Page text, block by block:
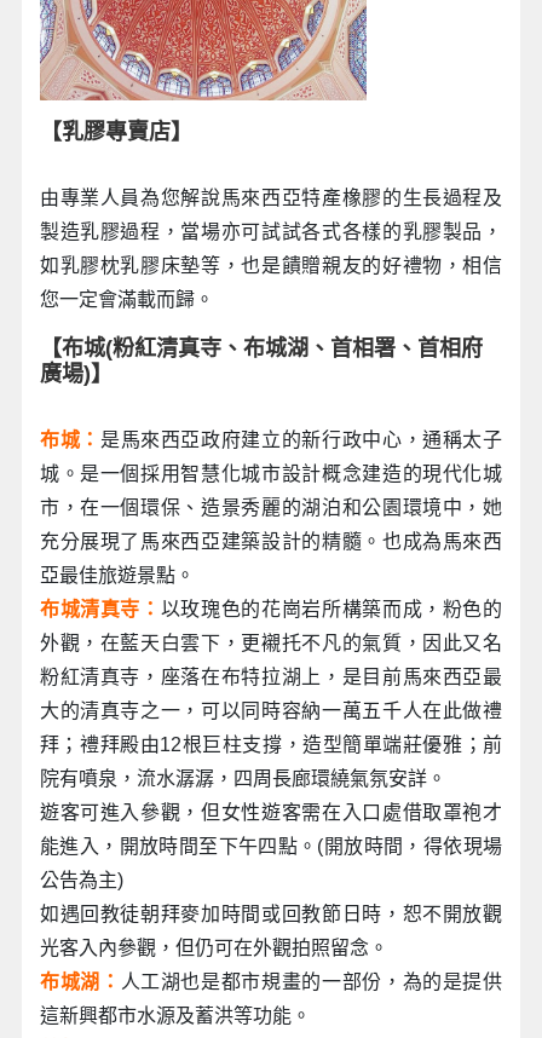
【乳膠專賣店】
由專業人員為您解說馬來西亞特產橡膠的生長過程及
製造乳膠過程，當場亦可試試各式各樣的乳膠製品，
如乳膠枕乳膠床墊等，也是饋贈親友的好禮物，相信
您一定會滿載而歸。
【布城(粉紅清真寺、布城湖、首相署、首相府
廣場)】
布城： 是馬來西亞政府建立的新行政中心，通稱太子
城。是一個採用智慧化城市設計概念建造的現代化城
市，在一個環保、造景秀麗的湖泊和公園環境中，她
充分展現了馬來西亞建築設計的精髓。也成為馬來西
亞最佳旅遊景點。
布城清真寺： 以玫瑰色的花崗岩所構築而成，粉色的
外觀，在藍天白雲下，更襯托不凡的氣質，因此又名
粉紅清真寺，座落在布特拉湖上，是目前馬來西亞最
大的清真寺之一，可以同時容納一萬五千人在此做禮
拜；禮拜殿由12根巨柱支撐，造型簡單端莊優雅；前
院有噴泉，流水潺潺，四周長廊環繞氣氛安詳。
遊客可進入參觀，但女性遊客需在入口處借取罩袍才
能進入，開放時間至下午四點。(開放時間，得依現場
公告為主)
如遇回教徒朝拜麥加時間或回教節日時，恕不開放觀
光客入內參觀，但仍可在外觀拍照留念。
布城湖： 人工湖也是都市規畫的一部份，為的是提供
這新興都市水源及蓄洪等功能。